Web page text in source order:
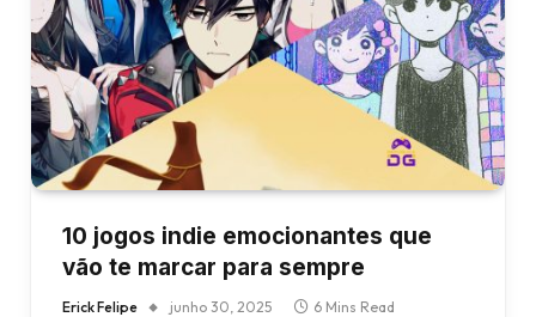
10 jogos indie emocionantes que
vão te marcar para sempre
Erick Felipe junho 30, 2025 6 Mins Read